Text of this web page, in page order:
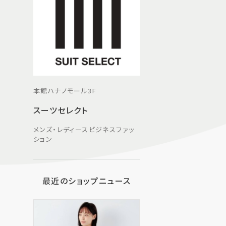
本館ハナノモール3F
スーツセレクト
メンズ・レディースビジネスファッ
ション
最近のショップニュース